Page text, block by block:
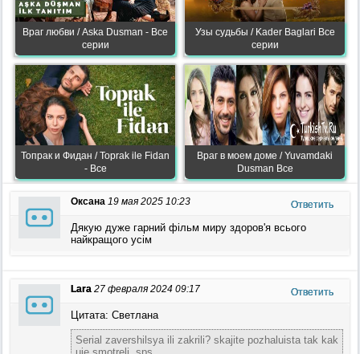
Враг любви / Aska Dusman - Все
серии
Узы судьбы / Kader Baglari Все
серии
Топрак и Фидан / Toprak ile Fidan
- Все
Враг в моем доме / Yuvamdaki
Dusman Все
Оксана 19 мая 2025 10:23 Ответить
Дякую дуже гарний фільм миру здоров'я всього
найкращого усім
Lara 27 февраля 2024 09:17 Ответить
Цитата: Светлана
Serial zavershilsya ili zakrili? skajite pozhaluista tak kak